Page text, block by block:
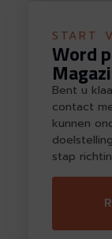
START
Word
Bent u
contact
kunnen
stap